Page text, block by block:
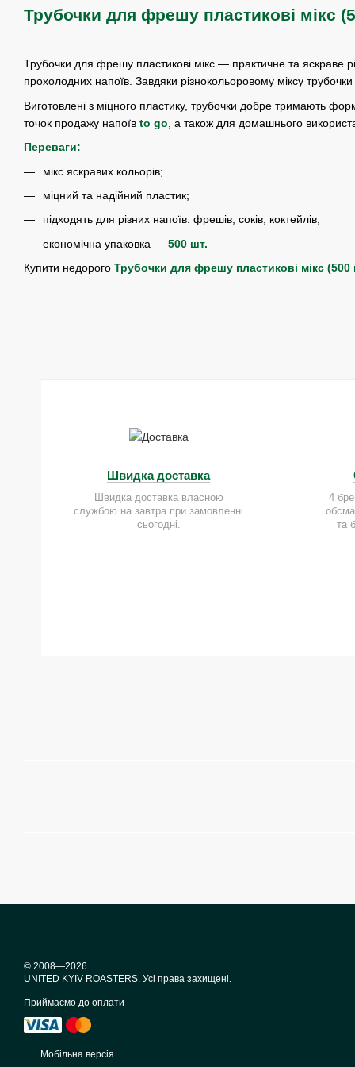
Трубочки для фрешу пластикові мікс
Трубочки для фрешу пластикові мікс — практичне та яскраве
прохолодних напоїв. Завдяки різнокольоровому міксу
Виготовлені з міцного пластику, трубочки добре тримають
точок продажу напоїв to go , а також для домашнього
Переваги:
мікс яскравих кольорів;
міцний та надійний пластик;
підходять для різних напоїв: фрешів, соків, коктейлів;
економічна упаковка — 500 шт.
Купити недорого Трубочки для фрешу пластикові мікс
Швидка доставка
Швидка доставка власною
службою на завтра при замовленні
сьогодні.
4
та
© 2008—2026
UNITED KYIV ROASTERS. Усі права захищені.
Приймаємо до оплати
Мобільна версія